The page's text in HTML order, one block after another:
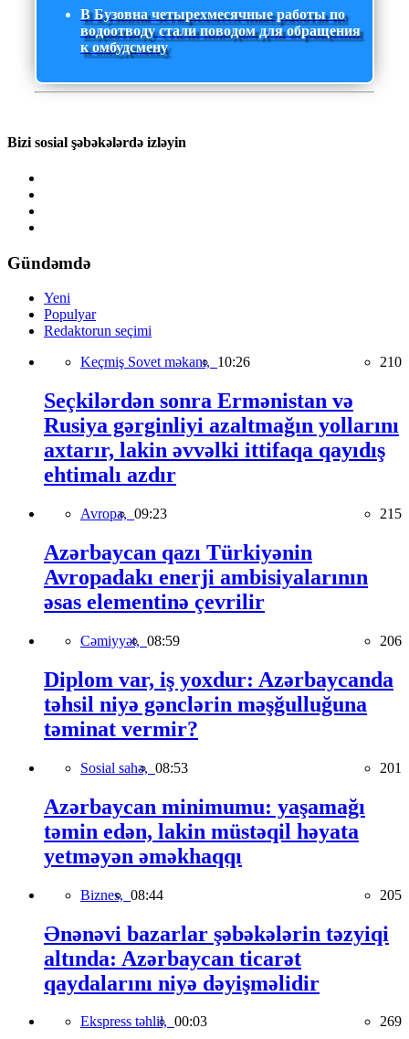
В Бузовна четырехмесячные работы по
водоотводу стали поводом для обращения
к омбудсмену
Bizi sosial şəbəkələrdə izləyin
Gündəmdə
Yeni
Populyar
Redaktorun seçimi
Keçmiş Sovet məkanı, 10:26 210
Seçkilərdən sonra Ermənistan və
Rusiya gərginliyi azaltmağın yollarını
axtarır, lakin əvvəlki ittifaqa qayıdış
ehtimalı azdır
Avropa, 09:23 215
Azərbaycan qazı Türkiyənin
Avropadakı enerji ambisiyalarının
əsas elementinə çevrilir
Cəmiyyət, 08:59 206
Diplom var, iş yoxdur: Azərbaycanda
təhsil niyə gənclərin məşğulluğuna
təminat vermir?
Sosial sahə, 08:53 201
Azərbaycan minimumu: yaşamağı
təmin edən, lakin müstəqil həyata
yetməyən əməkhaqqı
Biznes, 08:44 205
Ənənəvi bazarlar şəbəkələrin təzyiqi
altında: Azərbaycan ticarət
qaydalarını niyə dəyişməlidir
Ekspress təhlil, 00:03 269